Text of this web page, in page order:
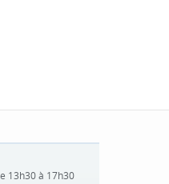
13h30 à 17h30